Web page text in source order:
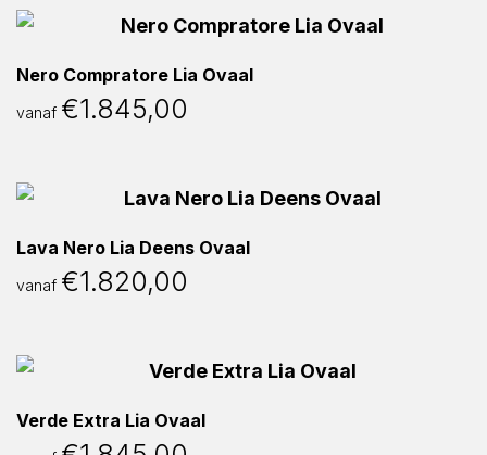
Nero Compratore Lia Ovaal
vanaf €1.845,00
Lava Nero Lia Deens Ovaal
vanaf €1.820,00
Verde Extra Lia Ovaal